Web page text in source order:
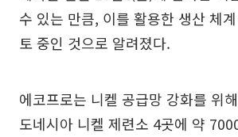
수 있는 만큼, 이를 활용한 생산 체
토 중인 것으로 알려졌다.
에코프로는 니켈 공급망 강화를 위
도네시아 니켈 제련소 4곳에 약